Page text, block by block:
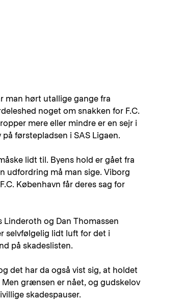
man hørt utallige gange fra
noget om snakken for F.C.
mere eller mindre er en sejr i
førstepladsen i SAS Ligaen.
lidt til. Byens hold er gået fra
udfordring må man sige. Viborg
København får deres sag for
og Dan Thomassen
selvfølgelig lidt luft for det i
på skadeslisten.
det har da også vist sig, at holdet
grænsen er nået, og gudskelov
skadespauser.